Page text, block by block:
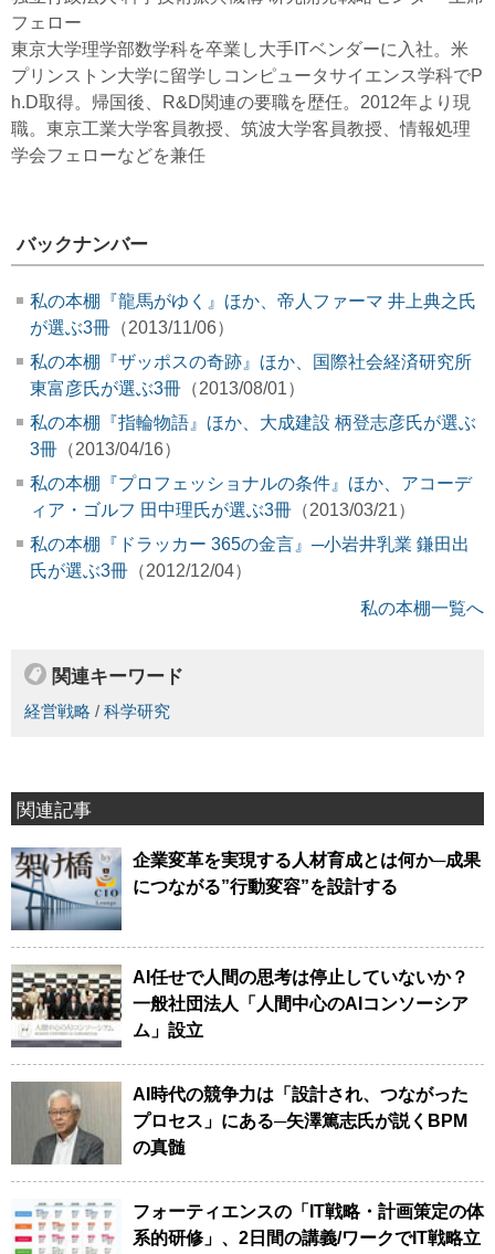
フェロー
東京大学理学部数学科を卒業し大手ITベンダーに入社。米
プリンストン大学に留学しコンピュータサイエンス学科でP
h.D取得。帰国後、R&D関連の要職を歴任。2012年より現
職。東京工業大学客員教授、筑波大学客員教授、情報処理
学会フェローなどを兼任
バックナンバー
私の本棚『龍馬がゆく』ほか、帝人ファーマ 井上典之氏
が選ぶ3冊 （2013/11/06）
私の本棚『ザッポスの奇跡』ほか、国際社会経済研究所
東富彦氏が選ぶ3冊 （2013/08/01）
私の本棚『指輪物語』ほか、大成建設 柄登志彦氏が選ぶ
3冊 （2013/04/16）
私の本棚『プロフェッショナルの条件』ほか、アコーデ
ィア・ゴルフ 田中理氏が選ぶ3冊 （2013/03/21）
私の本棚『ドラッカー 365の金言』─小岩井乳業 鎌田出
氏が選ぶ3冊 （2012/12/04）
私の本棚一覧へ
関連キーワード
経営戦略 / 科学研究
関連記事
企業変革を実現する人材育成とは何か─成果
につながる”行動変容”を設計する
AI任せで人間の思考は停止していないか？
一般社団法人「人間中心のAIコンソーシア
ム」設立
AI時代の競争力は「設計され、つながった
プロセス」にある─矢澤篤志氏が説くBPM
の真髄
フォーティエンスの「IT戦略・計画策定の体
系的研修」、2日間の講義/ワークでIT戦略立